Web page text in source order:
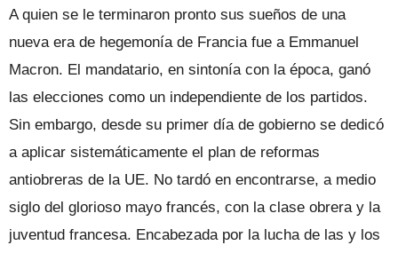
A quien se le terminaron pronto sus sueños de una
nueva era de hegemonía de Francia fue a Emmanuel
Macron. El mandatario, en sintonía con la época, ganó
las elecciones como un independiente de los partidos.
Sin embargo, desde su primer día de gobierno se dedicó
a aplicar sistemáticamente el plan de reformas
antiobreras de la UE. No tardó en encontrarse, a medio
siglo del glorioso mayo francés, con la clase obrera y la
juventud francesa. Encabezada por la lucha de las y los